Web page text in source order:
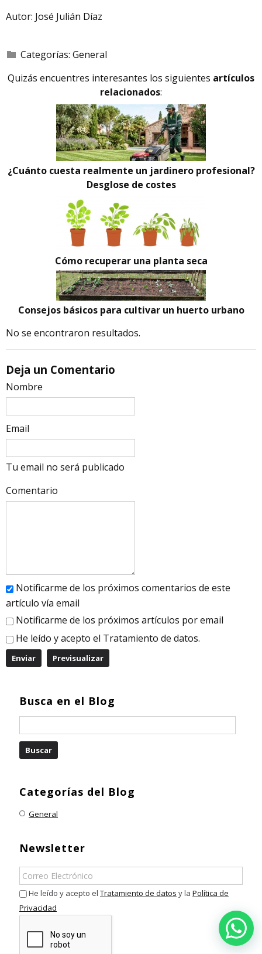
Busca en el Blog
Categorías del Blog
General
Newsletter
He leído y acepto el Tratamiento de datos y la Política de
Privacidad
Autor: José Julián Díaz
Categorías: General
Quizás encuentres interesantes los siguientes artículos
relacionados:
¿Cuánto cuesta realmente un jardinero profesional?
Desglose de costes
Cómo recuperar una planta seca
Consejos básicos para cultivar un huerto urbano
No se encontraron resultados.
Deja un Comentario
Nombre
Email
Tu email no será publicado
Comentario
Notificarme de los próximos comentarios de este
artículo vía email
Notificarme de los próximos artículos por email
He leído y acepto el Tratamiento de datos.